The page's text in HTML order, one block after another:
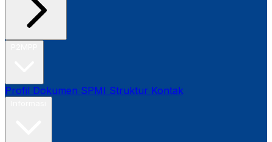
Profil Dokumen SPMI Struktur Kontak